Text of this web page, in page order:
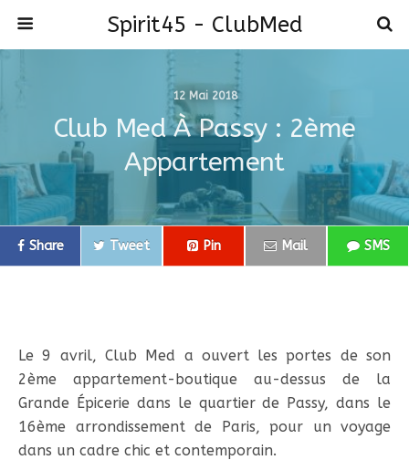
Spirit45 - ClubMed
12 Mai 2018
Club Med À Passy : 2ème
Appartement
Share Tweet Pin Mail SMS
Le 9 avril, Club Med a ouvert les portes de son
2ème appartement-boutique au-dessus de la
Grande Épicerie dans le quartier de Passy, dans le
16ème arrondissement de Paris, pour un voyage
dans un cadre chic et contemporain.